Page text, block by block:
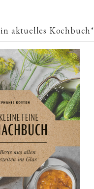
aktuelles Kochbuch*